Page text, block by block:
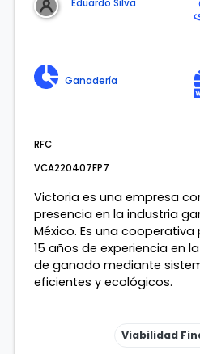
Eduardo Silva
Ganadería
RFC
VCA220407FP7
Victoria es una empresa
presencia en la industria
México. Es una
15 años de experiencia en
de ganado mediante
eficientes y ecológicos.
Viabilidad